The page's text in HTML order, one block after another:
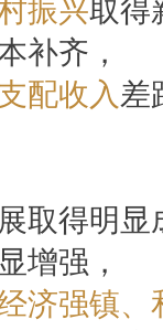
振兴取得
补齐，
配收入差
取得明显
增强，
济强镇、